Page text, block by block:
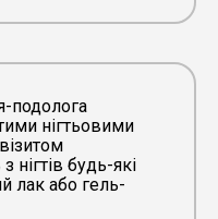
подолога
нігтьовими
нігтів будь-які
лак або гель-